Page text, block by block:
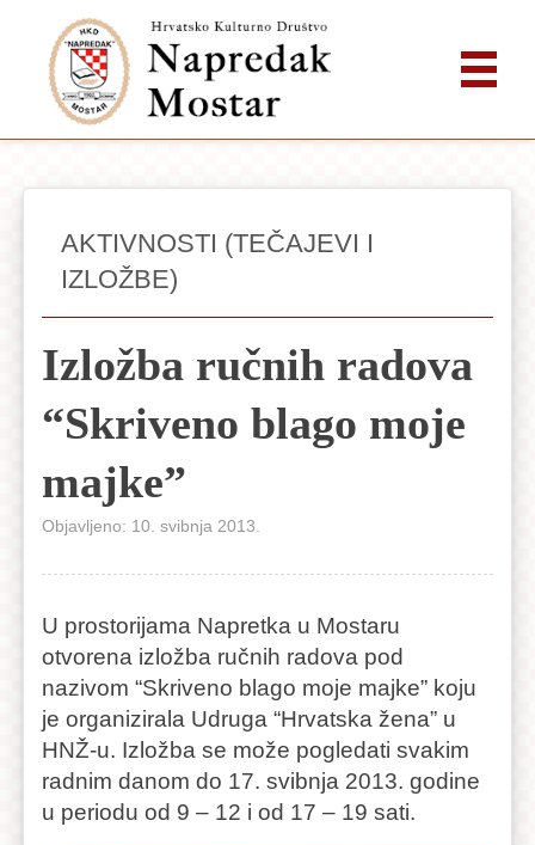
AKTIVNOSTI (TEČAJEVI I
IZLOŽBE)
Izložba ručnih radova
“Skriveno blago moje
majke”
Objavljeno: 10. svibnja 2013.
U prostorijama Napretka u Mostaru
otvorena izložba ručnih radova pod
nazivom “Skriveno blago moje majke” koju
je organizirala Udruga “Hrvatska žena” u
HNŽ-u. Izložba se može pogledati svakim
radnim danom do 17. svibnja 2013. godine
u periodu od 9 – 12 i od 17 – 19 sati.